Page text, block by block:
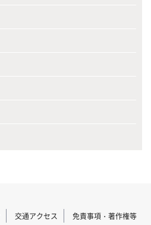
交通アクセス 免責事項・著作権等